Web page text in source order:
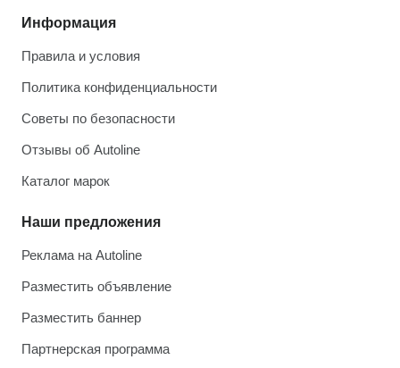
Информация
Правила и условия
Политика конфиденциальности
Советы по безопасности
Отзывы об Autoline
Каталог марок
Наши предложения
Реклама на Autoline
Разместить объявление
Разместить баннер
Партнерская программа